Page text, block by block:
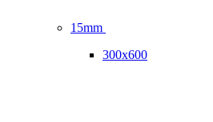
15mm
300x600